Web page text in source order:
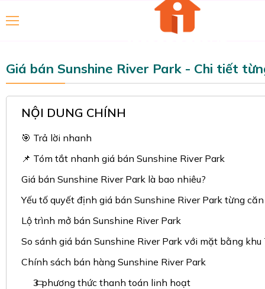
Giá bán Sunshine River Park - Chi tiết
NỘI DUNG CHÍNH
🎯 Trả lời nhanh
📌 Tóm tắt nhanh giá bán Sunshine River Park
Giá bán Sunshine River Park là bao nhiêu?
Yếu tố quyết định giá bán Sunshine River Park từng căn
Lộ trình mở bán Sunshine River Park
So sánh giá bán Sunshine River Park với mặt bằng khu
Chính sách bán hàng Sunshine River Park
3 phương thức thanh toán linh hoạt